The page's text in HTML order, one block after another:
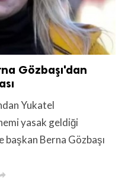
Gözbaşı'dan
Yukatel
yasak geldiği
başkan Berna Gözbaşı